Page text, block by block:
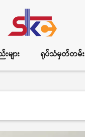
းများ ရုပ်သံမှတ်တမ်း